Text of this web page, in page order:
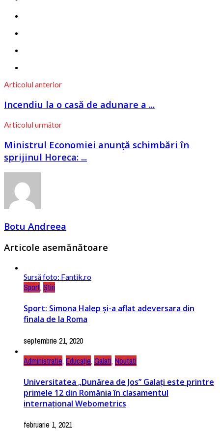
Articolul anterior
Incendiu la o casă de adunare a ...
Articolul următor
Ministrul Economiei anunță schimbări în
sprijinul Horeca: ...
Botu Andreea
Articole asemănătoare
Sursă foto: Fantik.ro
Sport, Știri
Sport: Simona Halep și-a aflat adeversara din
finala de la Roma
septembrie 21, 2020
Administratie, Educație, Galati, Noutati
Universitatea „Dunărea de Jos” Galați este printre
primele 12 din România în clasamentul
internațional Webometrics
februarie 1, 2021